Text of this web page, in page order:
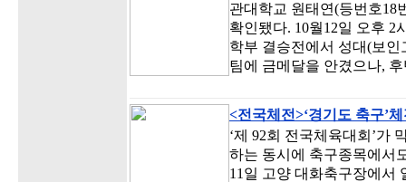
관대학교 원태연(등번호18
확인됐다. 10월12일 오후 2
학부 결승전에서 성대(보
팀에 금메달을 안겼으나,
<전국체전>‘경기도 축구’
‘제 92회 전국체육대회’가
하는 동시에 축구종목에서
11일 고양 대화축구장에서